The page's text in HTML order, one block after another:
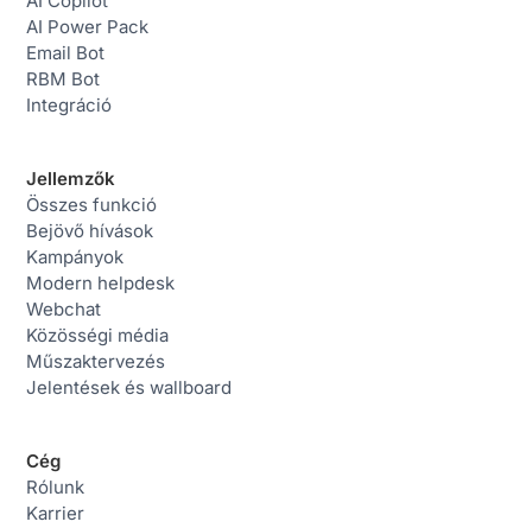
AI Power Pack
Email Bot
RBM Bot
Integráció
Jellemzők
Összes funkció
Bejövő hívások
Kampányok
Modern helpdesk
Webchat
Közösségi média
Műszaktervezés
Jelentések és wallboard
Cég
Rólunk
Karrier